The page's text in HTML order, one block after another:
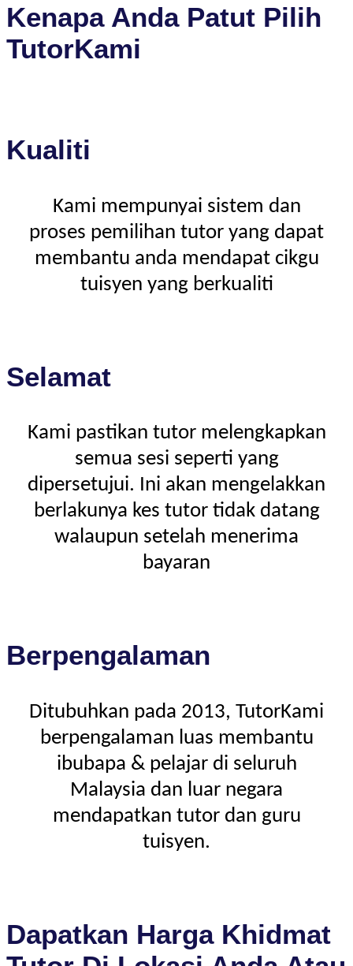
Kenapa Anda Patut Pilih
TutorKami
Kualiti
Kami mempunyai sistem dan
proses pemilihan tutor yang dapat
membantu anda mendapat cikgu
tuisyen yang berkualiti
Selamat
Kami pastikan tutor melengkapkan
semua sesi seperti yang
dipersetujui. Ini akan mengelakkan
berlakunya kes tutor tidak datang
walaupun setelah menerima
bayaran
Berpengalaman
Ditubuhkan pada 2013, TutorKami
berpengalaman luas membantu
ibubapa & pelajar di seluruh
Malaysia dan luar negara
mendapatkan tutor dan guru
tuisyen.
Dapatkan Harga Khidmat